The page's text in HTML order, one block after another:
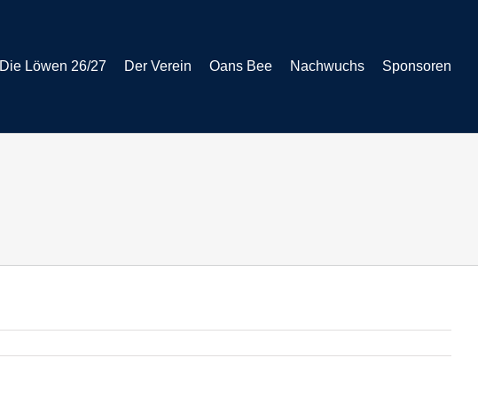
Die Löwen 26/27 Der Verein Oans Bee Nachwuchs Sponsoren